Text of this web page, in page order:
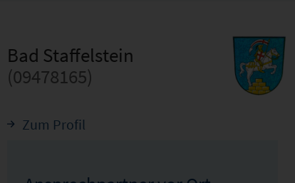
Bad Staffelstein
(09478165)
Zum Profil